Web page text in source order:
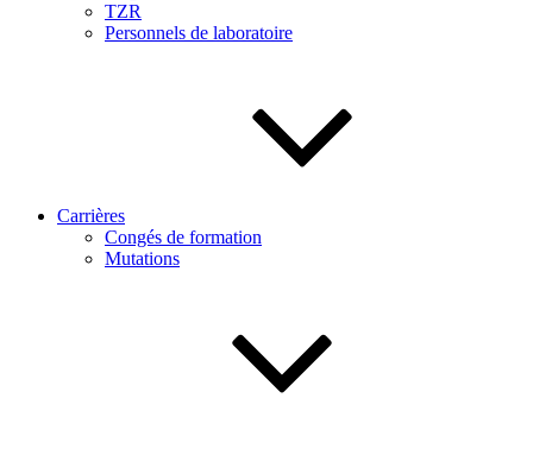
TZR
Personnels de laboratoire
Carrières
Congés de formation
Mutations